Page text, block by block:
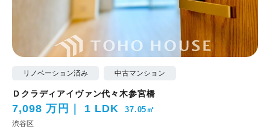
リノベーション済み 中古マンション
Ｄクラディアイヴァン代々木参宮橋
7,098 万円 1 LDK 37.05㎡
渋谷区